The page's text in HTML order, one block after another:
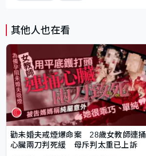
其他人也在看
勸未婚夫戒煙爆命案 28歲女教師連捅
心臟兩刀判死緩 母斥判太重已上訴